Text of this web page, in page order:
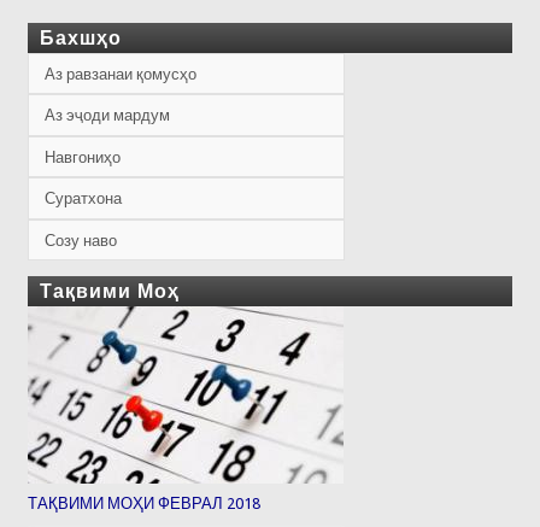
Бахшҳо
Аз равзанаи қомусҳо
Аз эҷоди мардум
Навгониҳо
Суратхона
Созу наво
Тақвими Моҳ
ТАҚВИМИ МОҲИ ФЕВРАЛ 2018